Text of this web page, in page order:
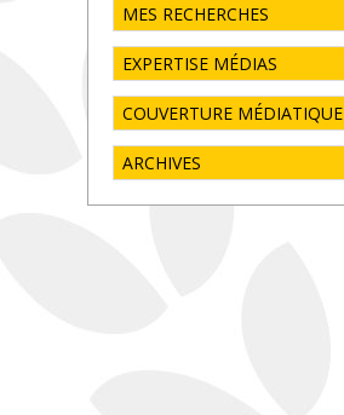
MES RECHERCHES
EXPERTISE MÉDIAS
COUVERTURE MÉDIATIQUE
ARCHIVES